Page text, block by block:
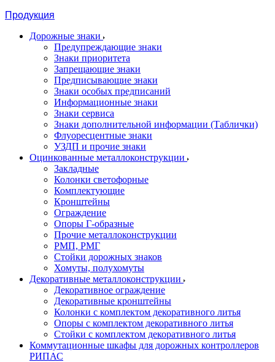
Продукция
Дорожные знаки
Предупреждающие знаки
Знаки приоритета
Запрещающие знаки
Предписывающие знаки
Знаки особых предписаний
Информационные знаки
Знаки сервиса
Знаки дополнительной информации (Таблички)
Флуоресцентные знаки
УЗДП и прочие знаки
Оцинкованные металлоконструкции
Закладные
Колонки светофорные
Комплектующие
Кронштейны
Ограждение
Опоры Г-образные
Прочие металлоконструкции
РМП, РМГ
Стойки дорожных знаков
Хомуты, полухомуты
Декоративные металлоконструкции
Декоративное ограждение
Декоративные кронштейны
Колонки с комплектом декоративного литья
Опоры с комплектом декоративного литья
Стойки с комплектом декоративного литья
Коммутационные шкафы для дорожных контроллеров
РИПАС